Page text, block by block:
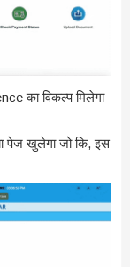
का विकल्प मिलेगा
पेज खुलेगा जो कि, इस